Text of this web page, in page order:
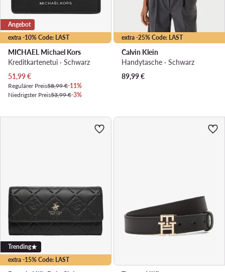
extra -10% Code: LAST
Angebot
MICHAEL Michael Kors
Kreditkartenetui · Schwarz
Aktueller Preis
51,99€
Regulärer Preis58,99 €-11%
Niedrigster Preis53,99 €-3%
extra -25% Code: LAST
Calvin Klein
Handytasche · Schwarz
89,99€
extra -15% Code: LAST
Trending